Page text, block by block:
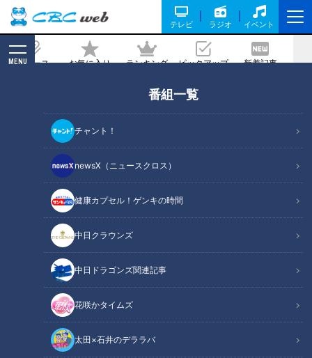
テレビ ラジオ イベント
ニュース お気に入り ランキング ピックアップ 新着記事
MENU
番組一覧
チャント！
newsX（ニュースクロス）
健康カプセル！ゲンキの時間
中日クラウンズ
中日ドラゴンズ関連記事
花咲かタイムズ
太田×石井のデララバ
パン』を調査！ １日２０００個の記録
も！ 大ヒットの“幻のパン”が長年愛され
るワケ
2024/01/31 17:00
2024年1月25日放送